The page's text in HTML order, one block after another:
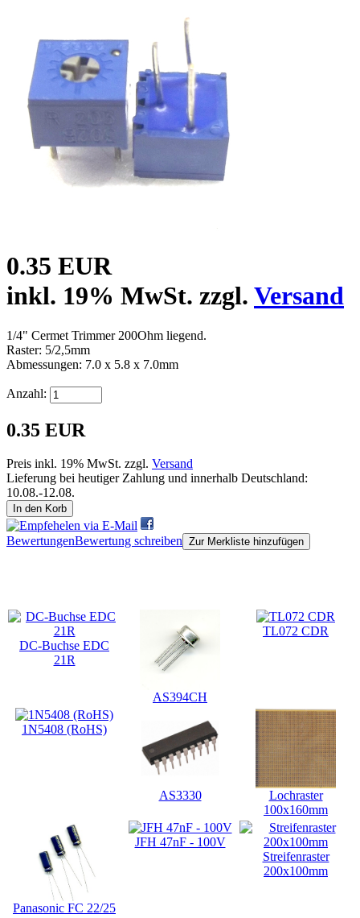
0.35 EUR
inkl. 19% MwSt. zzgl. Versand
1/4" Cermet Trimmer 200Ohm liegend.
Raster: 5/2,5mm
Abmessungen: 7.0 x 5.8 x 7.0mm
Anzahl:
0.35 EUR
Preis inkl. 19% MwSt. zzgl. Versand
Lieferung bei heutiger Zahlung und innerhalb Deutschland:
10.08.-12.08.
In den Korb
BewertungenBewertung schreiben Zur Merkliste hinzufügen
DC-Buchse EDC
21R
AS394CH
TL072 CDR
1N5408 (RoHS)
AS3330
Lochraster
100x160mm
Panasonic FC 22/25
JFH 47nF - 100V
Streifenraster
200x100mm